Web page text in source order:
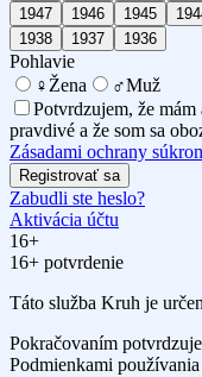
1947
1946 1945
1938
1937 1936
Pohlavie
♀ Žena ♂Muž
Potvrdzujem, že mám
pravdivé a že som sa
Zásadami ochrany
Registrovať sa
Zabudli ste heslo?
Aktivácia účtu
16+
16+ potvrdenie
Táto služba Kruh je
Pokračovaním
Podmienkami